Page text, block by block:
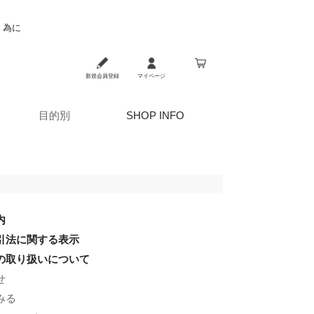
為に
新規会員登録 マイページ
目的別 SHOP INFO
法に関する表示
取り扱いについて
る